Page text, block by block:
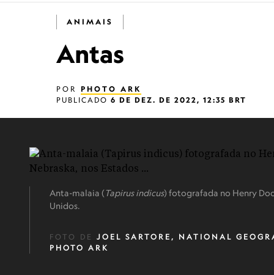
ANIMAIS
Antas
POR PHOTO ARK
PUBLICADO 6 DE DEZ. DE 2022, 12:35 BRT
Anta-malaia (Tapirus indicus) fotografada no Henry
Unidos.
FOTO DE JOEL SARTORE, NATIONAL
PHOTO ARK